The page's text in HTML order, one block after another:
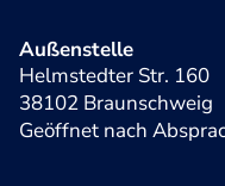
Außenstelle
Helmstedter Str. 160
38102 Braunschweig
Geöffnet nach